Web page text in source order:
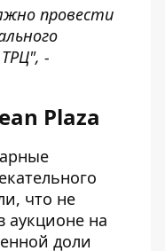
провести
-
Plaza
что не
аукционе на
доли